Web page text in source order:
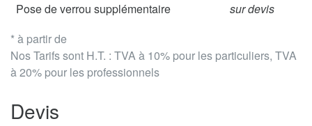
* à partir de
Nos Tarifs sont H.T. : TVA à 10% pour les particuliers, TVA
à 20% pour les professionnels
Pose de verrou supplémentaire
sur devis
Devis